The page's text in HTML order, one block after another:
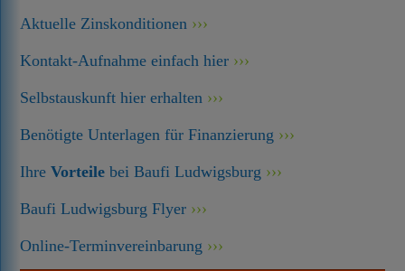
Aktuelle Zinskonditionen
Kontakt-Aufnahme einfach hier
Selbstauskunft hier erhalten
Benötigte Unterlagen für Finanzierung
IhreVorteile bei Baufi Ludwigsburg
Baufi Ludwigsburg Flyer
Online-Terminvereinbarung